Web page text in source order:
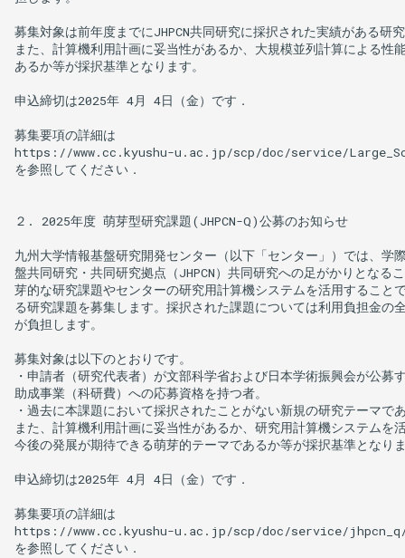
募集対象は前年度までにJHPCN共同研究に採択された実績がある研
また、計算機利用計画に妥当性があるか、大規模並列計算による性
あるか等が採択基準となります。
申込締切は2025年 4月 4日（金）です．
募集要項の詳細は
https://www.cc.kyushu-u.ac.jp/scp/doc/service/
を参照してください．
２. 2025年度 萌芽型研究課題(JHPCN-Q)公募のお知らせ
九州大学情報基盤研究開発センター（以下「センター」）では、学
盤共同研究・共同研究拠点（JHPCN）共同研究への足がかりとなる
芽的な研究課題やセンターの研究用計算機システムを活用すること
る研究課題を募集します。採択された課題については利用負担金の
が負担します。
募集対象は以下のとおりです。
・申請者（研究代表者）が文部科学省および日本学術振興会が公募
助成事業（科研費）への応募資格を持つ者。
・過去に本課題において採択されたことがない新規の研究テーマで
また、計算機利用計画に妥当性があるか、研究用計算機システムを
今後の発展が期待できる萌芽的テーマであるか等が採択基準となり
申込締切は2025年 4月 4日（金）です．
募集要項の詳細は
https://www.cc.kyushu-u.ac.jp/scp/doc/service/
を参照してください．